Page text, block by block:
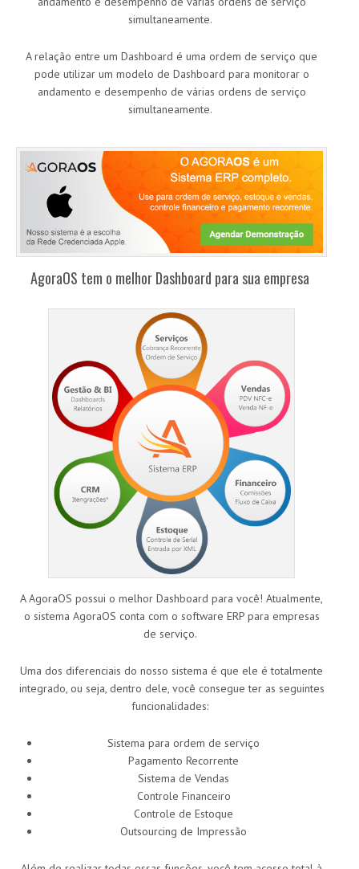
simultaneamente.
A relação entre um Dashboard é uma ordem de serviço que
pode utilizar um modelo de Dashboard para monitorar o
andamento e desempenho de várias ordens de serviço
simultaneamente.
AgoraOS tem o melhor Dashboard para sua empresa
A AgoraOS possui o melhor Dashboard para você! Atualmente,
o sistema AgoraOS conta com o software ERP para empresas
de serviço.
Uma dos diferenciais do nosso sistema é que ele é totalmente
integrado, ou seja, dentro dele, você consegue ter as seguintes
funcionalidades:
Sistema para ordem de serviço
Pagamento Recorrente
Sistema de Vendas
Controle Financeiro
Controle de Estoque
Outsourcing de Impressão